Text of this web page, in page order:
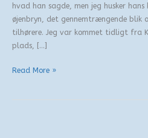
hvad han sagde, men jeg husker hans
øjenbryn, det gennemtrængende blik
tilhørere. Jeg var kommet tidligt fra
plads, […]
Olof
Read More »